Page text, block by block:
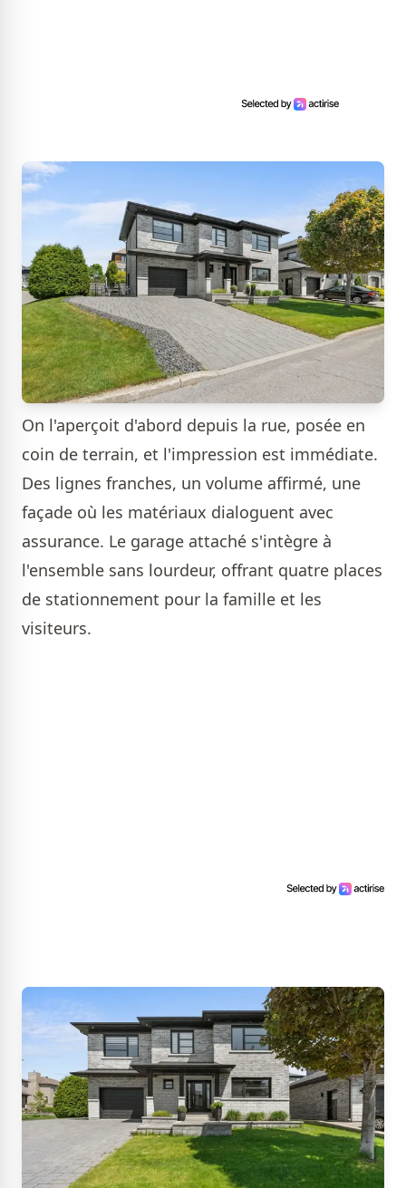
On l'aperçoit d'abord depuis la rue, posée en
coin de terrain, et l'impression est immédiate.
Des lignes franches, un volume affirmé, une
façade où les matériaux dialoguent avec
assurance. Le garage attaché s'intègre à
l'ensemble sans lourdeur, offrant quatre places
de stationnement pour la famille et les
visiteurs.